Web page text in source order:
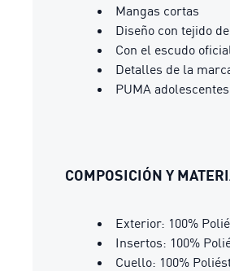
Mangas cortas
Diseño con tejido
Con el escudo
Detalles de la
PUMA
COMPOSICIÓN Y
Exterior: 100%
Insertos: 100%
Cuello: 100%